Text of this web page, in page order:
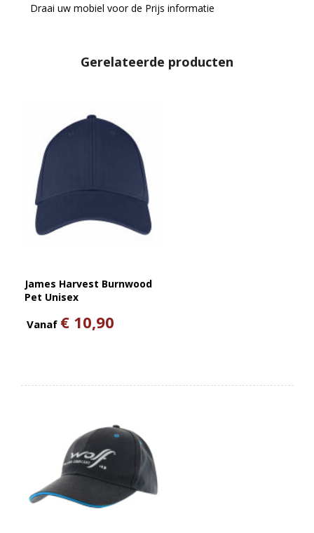
Draai uw mobiel voor de Prijs informatie
Gerelateerde producten
James Harvest Burnwood
Pet Unisex
Vanaf € 10,90